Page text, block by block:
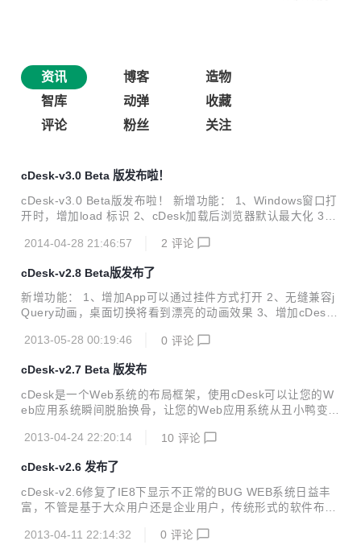
资讯 博客
造物
智库
动弹
收藏
评论
粉丝 关注
cDesk-v3.0 Beta 版发布啦！
cDesk-v3.0 Beta版发布啦！ 新增功能： 1、Windows窗口打
开时，增加load 标识 2、cDesk加载后浏览器默认最大化 3、
5、增加cDesk.Event.trigger([elem], [type])方法 6、增加cD
()方法 8、增加cDesk.Windows.DeskObj属性 9、cDesk.The
mes.getInstance([config])增加参数 10、增加cDesk.Theme
s.isCreate()方法 11、增...
2014-04-28 21:46:57 2 评论
cDesk-v2.8 Beta版发布了
新增功能： 1、增加App可以通过挂件方式打开 2、无缝兼容j
Query动画，桌面切换将看到漂亮的动画效果 3、增加cDesk.
k.DeskBox.getAppNums([index])方法 5、增加cDesk.DeskB
ox.getWinNums([index])方法 7、增加cDesk.DeskBox.setWi
nNums([index],[nums])方法 功能调整： 1、内存优化，关闭
窗口后，...
2013-05-28 00:19:46 0 评论
cDesk-v2.7 Beta 版发布
cDesk是一个Web系统的布局框架，使用cDesk可以让您的W
eb应用系统瞬间脱胎换骨，让您的Web应用系统从丑小鸭变成
容的方式，这种传统的方式在现在看来显得陈旧和老土。 随时
高的要求。苹果手机一时成为最受热捧的手机便是最好的证
明。 计算机技术在各行各业的深入发展，人们使用计算机软件
帮助完成工作已成为很平常的事。计算机软件，特别是管理软
保留着早起的软件布局风格。 这种状况已经不能满足人们的审
2013-04-24 22:20:14 10 评论
cDesk-v2.6 发布了
cDesk-v2.6修复了IE8下显示不正常的BUG WEB系统日益丰
富，不管是基于大众用户还是企业用户，传统形式的软件布局
个性化需求。那就是 cDesk, 为用户提供一个仿Windows系统
2013-04-11 22:14:32 0 评论